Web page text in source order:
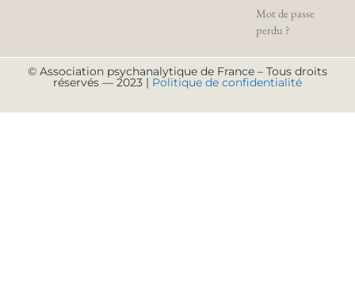
Mot de passe
perdu ?
© Association psychanalytique de France – Tous droits
réservés — 2023 | Politique de confidentialité